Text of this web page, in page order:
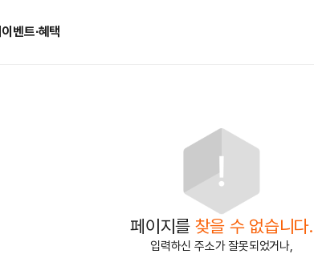
이벤트∙혜택
페이지를 찾을 수 없습니다.
입력하신 주소가 잘못되었거나,